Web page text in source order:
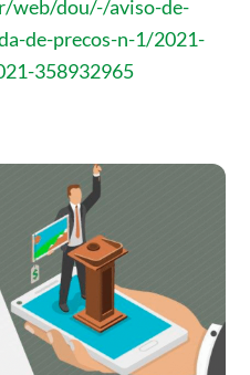
web/dou/-/aviso-de-
de-precos-n-1/2021-
358932965